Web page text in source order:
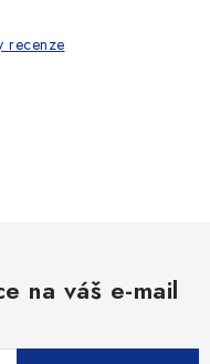
recenze
na váš e-mail